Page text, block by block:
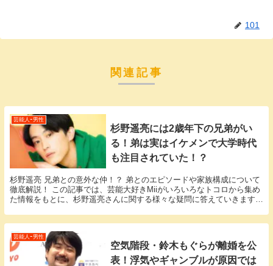
101
関連記事
芸能人ｰ男性
杉野遥亮には2歳年下の兄弟がい
る！弟は実はイケメンで大学時代
も注目されていた！？
杉野遥亮 兄弟との意外な仲！？ 弟とのエピソードや家族構成について
徹底解説！ この記事では、芸能大好きMiiがいろいろなトコロから集め
た情報をもとに、杉野遥亮さんに関する様々な疑問に答えていきます。
芸能人ｰ男性
空気階段・鈴木もぐらが離婚を公
表！浮気やギャンブルが原因では